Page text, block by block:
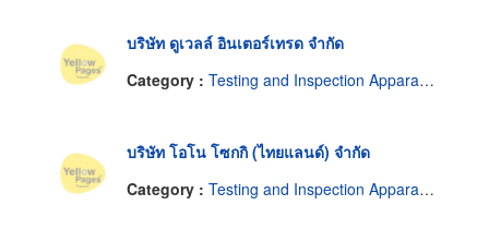
บริษัท ดูเวลล์ อินเตอร์เทรด จำกัด
Category : Testing and Inspection Apparatus
บริษัท โอโน โซกกิ (ไทยแลนด์) จำกัด
Category : Testing and Inspection Apparatus